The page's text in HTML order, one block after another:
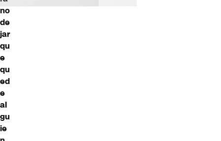
no
de
jar
qu
e
qu
ed
e
al
gu
ie